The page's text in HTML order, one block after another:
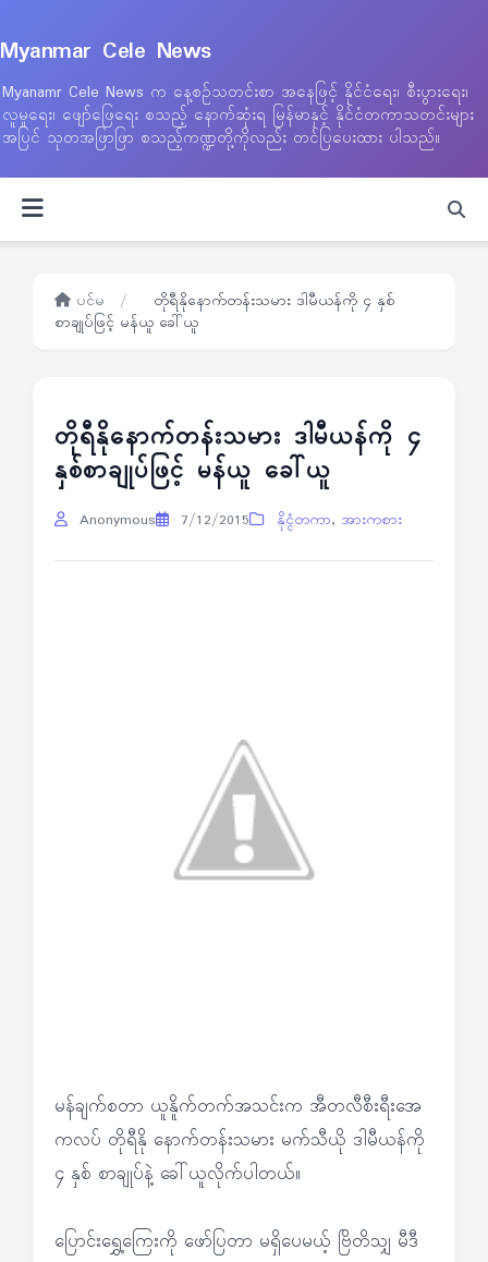
Myanmar Cele News
Myanamr Cele News က နေ့စဉ်သတင်းစာ အနေဖြင့် နိုင်ငံရေး၊ စီးပွားရေး၊
လူမှုရေး၊ ဖျော်ဖြေရေး စသည့် နောက်ဆုံးရ မြန်မာနှင့် နိုင်ငံတကာသတင်းများ
အပြင် သုတအဖြာဖြာ စသည့်ကဏ္ဍတို့ကိုလည်း တင်ပြပေးထား ပါသည်။
ပင်မ /
တိုရီနိုနောက်တန်းသမား ဒါမီယန်ကို ၄ နှစ်
စာချုပ်ဖြင့် မန်ယူ ခေါ်ယူ
တိုရီနိုနောက်တန်းသမား ဒါမီယန်ကို ၄
နှစ်စာချုပ်ဖြင့် မန်ယူ ခေါ်ယူ
Anonymous 7/12/2015 နိုင္ငံတကာ, အားကစား
မန်ချက်စတာ ယူနိူက်တက်အသင်းက အီတလီစီးရီးအေ
ကလပ် တိုရီနို နောက်တန်းသမား မက်သီယို ဒါမီယန်ကို
၄ နှစ် စာချုပ်နဲ့ ခေါ်ယူလိုက်ပါတယ်။
ပြောင်းရွှေ့ကြေးကို ဖော်ပြတာ မရှိပေမယ့် ဗြိတိသျှ မီဒီ